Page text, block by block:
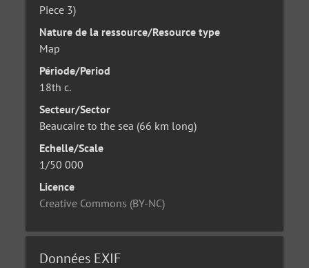
Piece 3)
Nature de la ressource/Resource type
Map
Période/Period
18th c.
Secteur/Sector
Beaucaire to the sea (66 km long)
Echelle/Scale
1/50 000
Licence
Creative Commons (BY-NC)
Données EXIF